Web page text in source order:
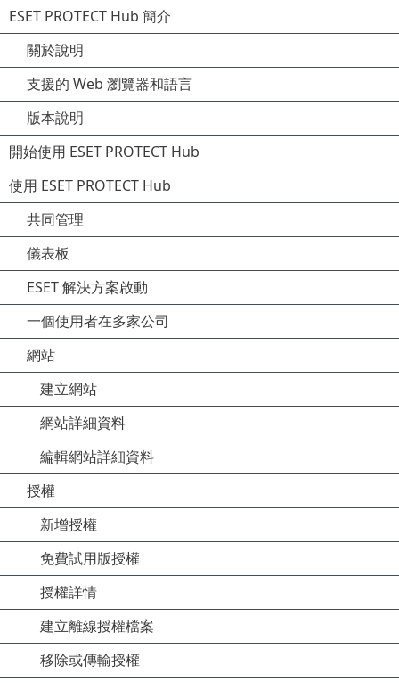
ESET PROTECT Hub 簡介
關於說明
支援的 Web 瀏覽器和語言
版本說明
開始使用 ESET PROTECT Hub
使用 ESET PROTECT Hub
共同管理
儀表板
ESET 解決方案啟動
一個使用者在多家公司
網站
建立網站
網站詳細資料
編輯網站詳細資料
授權
新增授權
免費試用版授權
授權詳情
建立離線授權檔案
移除或傳輸授權